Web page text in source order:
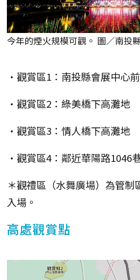
今年的煙火規模可觀。 圖／南投
•觀賞區1：南投縣會展中心
•觀賞區2：綠美橋下高灘地
•觀賞區3：情人橋下高灘地
•觀賞區4：鄰近華陽路1046
＊觀禮區（水舞廣場）為管制
入場。
高處觀賞點